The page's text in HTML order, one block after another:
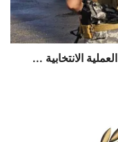
الانتخابية ...